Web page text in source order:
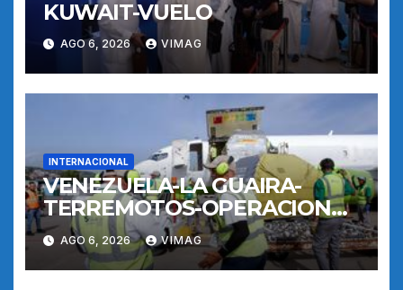
KUWAIT-VUELO
AGO 6, 2026 VIMAG
INTERNACIONAL
VENEZUELA-LA GUAIRA-
TERREMOTOS-OPERACIONES
AEREAS
AGO 6, 2026 VIMAG